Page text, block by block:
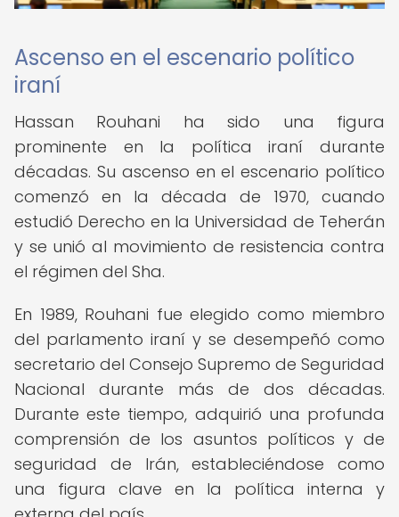
Ascenso en el escenario político
iraní
Hassan Rouhani ha sido una figura
prominente en la política iraní durante
décadas. Su ascenso en el escenario político
comenzó en la década de 1970, cuando
estudió Derecho en la Universidad de Teherán
y se unió al movimiento de resistencia contra
el régimen del Sha.
En 1989, Rouhani fue elegido como miembro
del parlamento iraní y se desempeñó como
secretario del Consejo Supremo de Seguridad
Nacional durante más de dos décadas.
Durante este tiempo, adquirió una profunda
comprensión de los asuntos políticos y de
seguridad de Irán, estableciéndose como
una figura clave en la política interna y